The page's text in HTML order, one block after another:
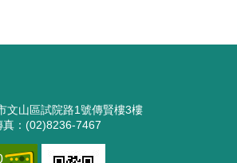
文山區試院路1號傳賢樓3樓
：(02)8236-7467